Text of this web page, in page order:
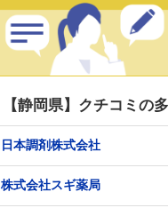
【静岡県】クチコミの
日本調剤株式会社
株式会社スギ薬局